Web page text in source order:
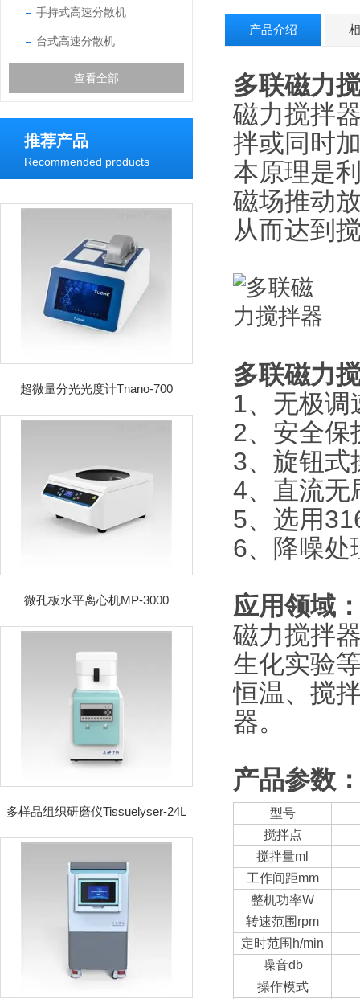
手持式高速分散机
台式高速分散机
查看全部
推荐产品
Recommended products
超微量分光光度计Tnano-700
微孔板水平离心机MP-3000
多样品组织研磨仪Tissuelyser-24L
产品介绍
多联磁力
磁力搅拌
拌或同时
本原理是
磁场推动
从而达到
多联磁力
1、无极调
2、安全保
3、旋钮式
4、直流无
5、选用
6、降噪处
应用领域
磁力搅拌
生化实验
恒温、搅
器。
产品参数
型号
搅拌点
搅拌量ml
工作间距mm
整机功率W
转速范围rpm
定时范围h/min
噪音db
操作模式